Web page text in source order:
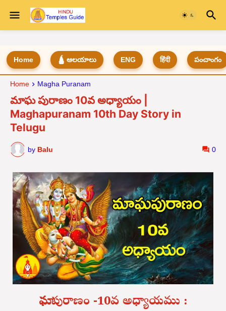
Home 🛕 ఆలయాలు ENG हिंदी పంచాంగం
Home Magha Puranam
మాఘ పురాణం 10వ అధ్యాయం |
Maghapuranam 10th Day Story in
Telugu
by Balu 0
మాఘపురాణం -10వ అధ్యాయము :